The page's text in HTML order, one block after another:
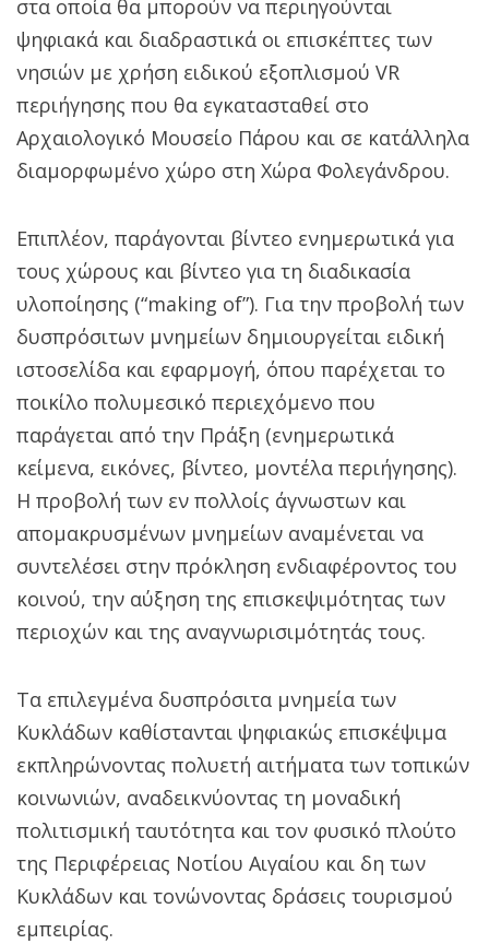
στα οποία θα μπορούν να περιηγούνται
ψηφιακά και διαδραστικά οι επισκέπτες των
νησιών με χρήση ειδικού εξοπλισμού VR
περιήγησης που θα εγκατασταθεί στο
Αρχαιολογικό Μουσείο Πάρου και σε κατάλληλα
διαμορφωμένο χώρο στη Χώρα Φολεγάνδρου.
Επιπλέον, παράγονται βίντεο ενημερωτικά για
τους χώρους και βίντεο για τη διαδικασία
υλοποίησης (“making of”). Για την προβολή των
δυσπρόσιτων μνημείων δημιουργείται ειδική
ιστοσελίδα και εφαρμογή, όπου παρέχεται το
ποικίλο πολυμεσικό περιεχόμενο που
παράγεται από την Πράξη (ενημερωτικά
κείμενα, εικόνες, βίντεο, μοντέλα περιήγησης).
Η προβολή των εν πολλοίς άγνωστων και
απομακρυσμένων μνημείων αναμένεται να
συντελέσει στην πρόκληση ενδιαφέροντος του
κοινού, την αύξηση της επισκεψιμότητας των
περιοχών και της αναγνωρισιμότητάς τους.
Τα επιλεγμένα δυσπρόσιτα μνημεία των
Κυκλάδων καθίστανται ψηφιακώς επισκέψιμα
εκπληρώνοντας πολυετή αιτήματα των τοπικών
κοινωνιών, αναδεικνύοντας τη μοναδική
πολιτισμική ταυτότητα και τον φυσικό πλούτο
της Περιφέρειας Νοτίου Αιγαίου και δη των
Κυκλάδων και τονώνοντας δράσεις τουρισμού
εμπειρίας.